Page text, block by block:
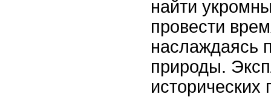
найти
провести
наслаждаясь
природы.
исторических